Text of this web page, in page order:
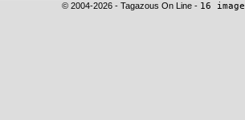
© 2004-2026 - Tagazous On Line - 16